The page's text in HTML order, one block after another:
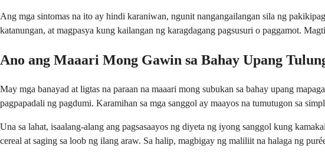
Ang mga sintomas na ito ay hindi karaniwan, ngunit nangangailangan sila ng
katanungan, at magpasya kung kailangan ng karagdagang pagsusuri o paggamot.
Ano ang Maaari Mong Gawin sa Bahay Upang
May mga banayad at ligtas na paraan na maaari mong subukan sa bahay upang
pagpapadali ng pagdumi. Karamihan sa mga sanggol ay maayos na tumutugon sa
Una sa lahat, isaalang-alang ang pagsasaayos ng diyeta ng iyong sanggol kung
cereal at saging sa loob ng ilang araw. Sa halip, magbigay ng maliliit na halaga ng